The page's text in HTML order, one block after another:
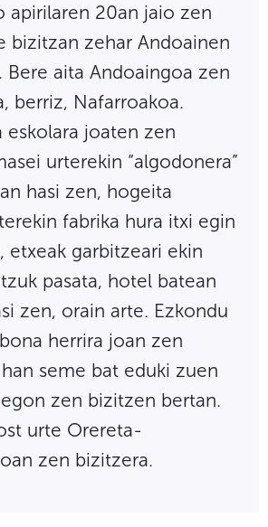
apirilaren 20an jaio zen
bizitzan zehar Andoainen
Bere aita Andoaingoa zen
berriz, Nafarroakoa.
eskolara joaten zen
urterekin “algodonera”
hasi zen, hogeita
fabrika hura itxi egin
etxeak garbitzeari ekin
pasata, hotel batean
zen, orain arte. Ezkondu
herrira joan zen
seme bat eduki zuen
zen bizitzen bertan.
urte Orereta-
zen bizitzera.